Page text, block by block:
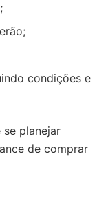
condições e
planejar
de comprar